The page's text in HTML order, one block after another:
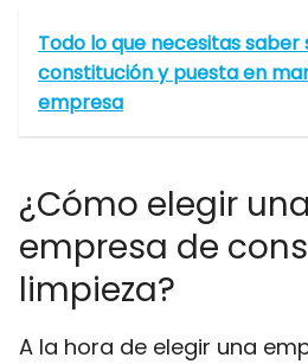
Todo lo que necesitas
constitución y puesta en
empresa
¿Cómo elegir
empresa de
limpieza?
A la hora de elegir una